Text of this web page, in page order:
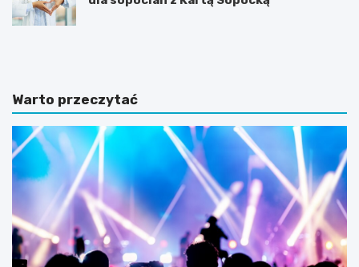
N
g
i
w
S
o
p
o
c
i
e
n
Z
n
a
a
u
r
a
w
S
o
p
o
Warto przeczytać